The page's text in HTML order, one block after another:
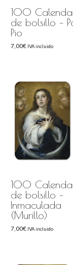
100
de bolsillo –
Pio
7,00€ IVA incluido
100
de bolsillo –
Inmaculada
(Murillo)
7,00€ IVA incluido